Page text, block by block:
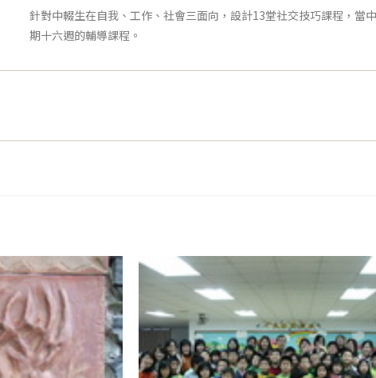
針對中輟生在自我、工作、社會三面向，設計13堂社交技巧課程，
期十六週的輔導課程。